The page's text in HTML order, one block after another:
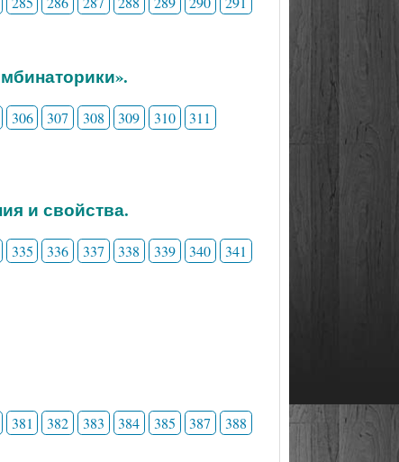
306 307 308 309 310 311
и свойства.
335 336 337 338 339 340 341
381 382 383 384 385 387
388